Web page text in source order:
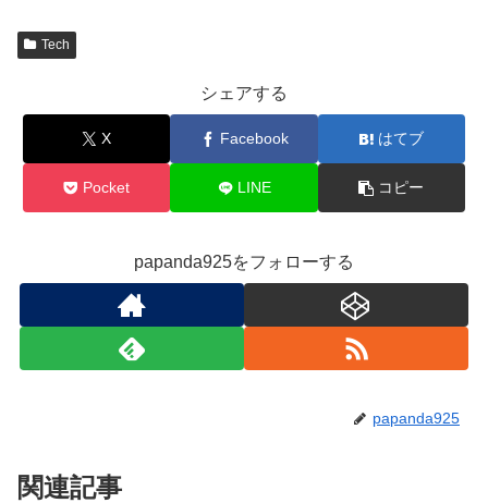
Tech
シェアする
X Facebook はてブ
Pocket LINE コピー
papanda925をフォローする
papanda925
関連記事